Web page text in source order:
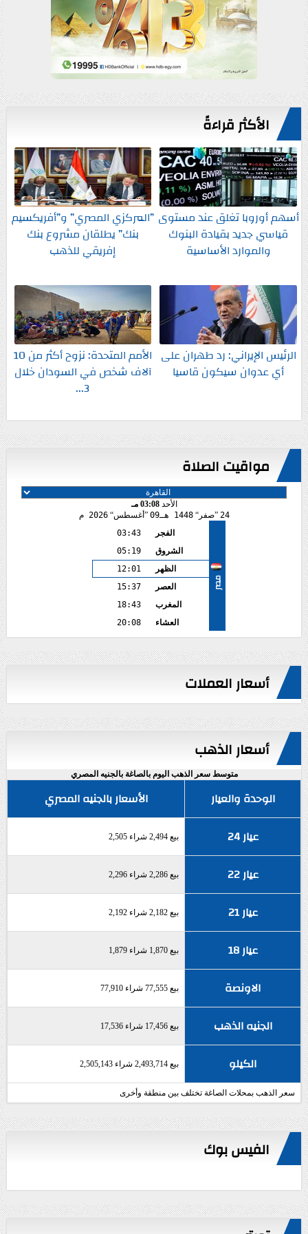
الأكثر قراءةً
أسهم أوروبا تغلق عند مستوى
قياسي جديد بقيادة البنوك
والموارد الأساسية
”المركزي المصري” و”أفريكسيم
بنك” يطلقان مشروع بنك
إفريقي للذهب
الرئيس الإيراني: رد طهران على
أي عدوان سيكون قاسيا
الأمم المتحدة: نزوح أكثر من 10
آلاف شخص في السودان خلال
3...
مواقيت الصلاة
الأحد03:08 مـ
24
صفر 1448 هـ 09 أغسطس 2026 م
مصر
الفجر
03:43
الشروق
05:19
الظهر
12:01
العصر
15:37
المغرب
18:43
العشاء
20:08
أسعار العملات
أسعار الذهب
متوسط سعر الذهب اليوم بالصاغة بالجنيه المصري
الوحدة والعيار
الأسعار بالجنيه المصري
عيار 24
بيع 2,494 شراء 2,505
عيار 22 بيع 2,286 شراء 2,296
عيار 21 بيع 2,182 شراء 2,192
عيار 18 بيع 1,870 شراء 1,879
الاونصة بيع 77,555 شراء 77,910
الجنيه الذهب بيع 17,456 شراء 17,536
الكيلو بيع 2,493,714 شراء 2,505,143
سعر الذهب بمحلات الصاغة تختلف بين منطقة وأخرى
الفيس بوك